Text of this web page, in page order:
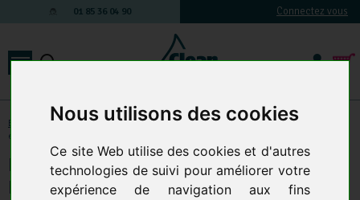
Nous utilisons des cookies
Ce site Web utilise des cookies et d'autres
technologies de suivi pour améliorer votre
expérience de navigation aux fins
01 85 36 04 90 Connectez vous
Essuyage / Papier toilette / Sèche mains électrique-Sèche-mains électrique
et seche main air pulsé
Filtre Mousse Antibactérien Cuivre
Pour Seche Mains Exp Air JVD